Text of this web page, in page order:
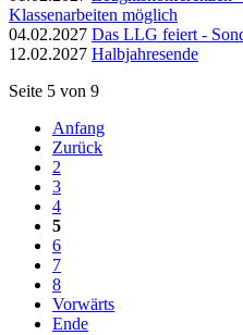
Klassenarbeiten möglich
04.02.2027 Das LLG feiert -
12.02.2027 Halbjahresende
Seite 5 von 9
Anfang
Zurück
2
3
4
5
6
7
8
Vorwärts
Ende